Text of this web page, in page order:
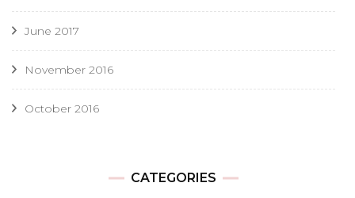
June 2017
November 2016
October 2016
CATEGORIES